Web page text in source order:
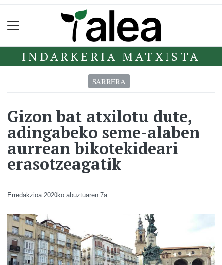
INDARKERIA MATXISTA
SARRERA
Gizon bat atxilotu dute,
adingabeko seme-alaben
aurrean bikotekideari
erasotzeagatik
Erredakzioa 2020ko abuztuaren 7a